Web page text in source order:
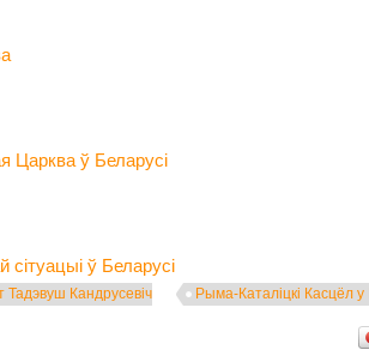
Царква ў Беларусі
сітуацыі ў Беларусі
Тадэвуш Кандрусевіч Рыма-Каталіцкі Касцёл у